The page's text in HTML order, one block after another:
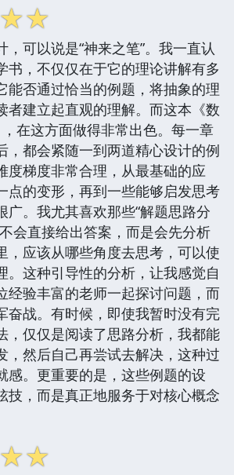
☆☆
，可以说是“神来之笔”。我一直认
书，不仅仅在于它的理论讲解有多
能否通过恰当的例题，将抽象的理
者建立起直观的理解。而这本《数
在这方面做得非常出色。每一章
，都会紧随一到两道精心设计的例
度梯度非常合理，从最基础的应
点的变形，再到一些能够启发思考
广。我尤其喜欢那些“解题思路分
会直接给出答案，而是会先分析
，应该从哪些角度去思考，可以使
。这种引导性的分析，让我感觉自
经验丰富的老师一起探讨问题，而
奋战。有时候，即使我暂时没有完
，仅仅是阅读了思路分析，我都能
，然后自己再尝试去解决，这种过
感。更重要的是，这些例题的设
技，而是真正地服务于对核心概念
☆☆